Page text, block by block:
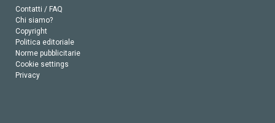
Contatti / FAQ
Chi siamo?
Copyright
Politica editoriale
Norme pubblicitarie
Cookie settings
Privacy